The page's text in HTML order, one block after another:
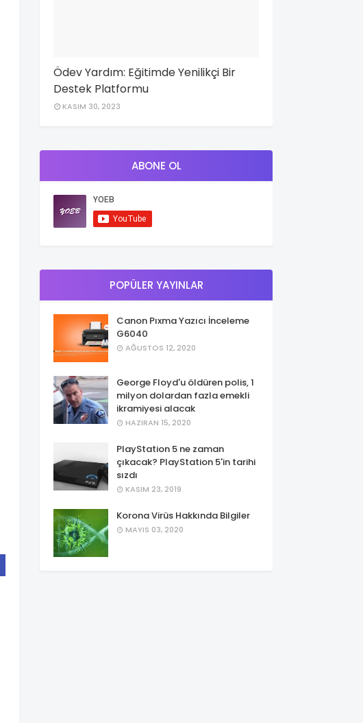
Ödev Yardım: Eğitimde Yenilikçi Bir
Destek Platformu
KASIM 30, 2023
ABONE OL
POPÜLER YAYINLAR
Canon Pıxma Yazıcı İnceleme
G6040
AĞUSTOS 12, 2020
George Floyd'u öldüren polis, 1
milyon dolardan fazla emekli
ikramiyesi alacak
HAZIRAN 15, 2020
PlayStation 5 ne zaman
çıkacak? PlayStation 5'in tarihi
sızdı
KASIM 23, 2019
Korona Virüs Hakkında Bilgiler
MAYIS 03, 2020